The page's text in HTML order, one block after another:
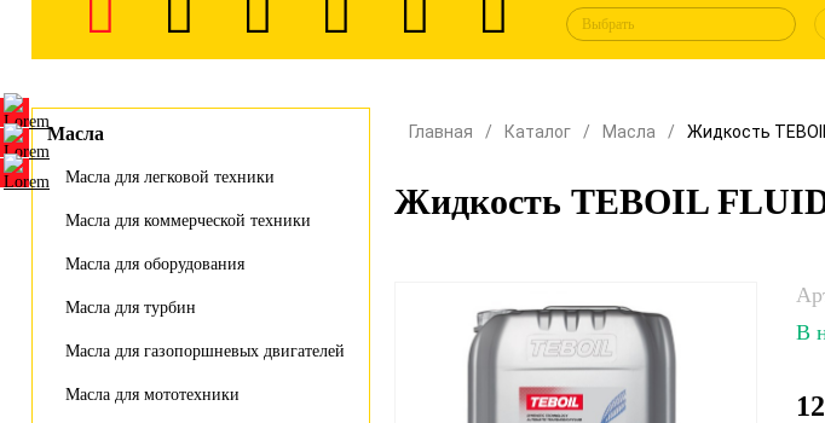
Выбрать
Масла
Масла для легковой техники
Масла для коммерческой техники
Масла для оборудования
Масла для турбин
Масла для газопоршневых двигателей
Масла для мототехники
Главная Каталог Масла Жидкость
Жидкость TEBOIL
В